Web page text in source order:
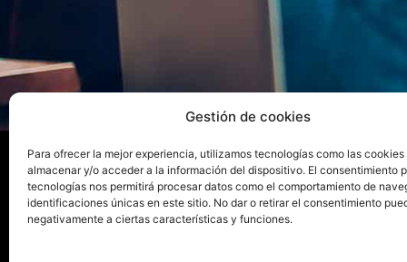
Gestión de cookies
Para ofrecer la mejor experiencia, utilizamos tecnologías como las cookies
almacenar y/o acceder a la información del dispositivo. El consentimiento
tecnologías nos permitirá procesar datos como el comportamiento de
identificaciones únicas en este sitio. No dar o retirar el consentimiento
negativamente a ciertas características y funciones.
La